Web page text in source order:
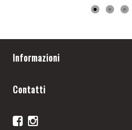
Informazioni
Contatti